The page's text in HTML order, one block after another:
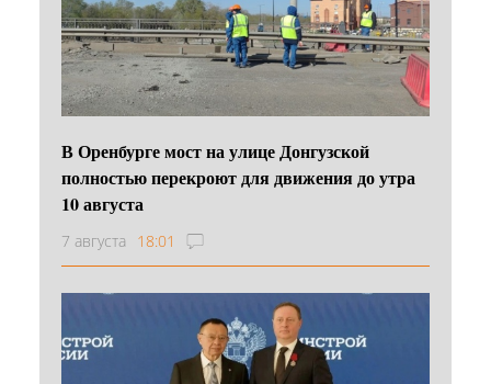
В Оренбурге мост на улице Донгузской
полностью перекроют для движения до утра
10 августа
7 августа 18:01